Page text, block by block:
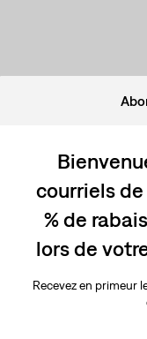
courriels de
% de
lors de
Recevez en primeur